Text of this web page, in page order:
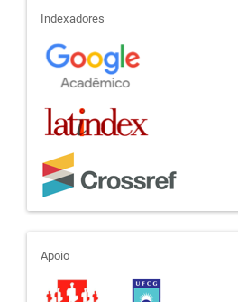
indexadores
Indexadores
apoio
Apoio